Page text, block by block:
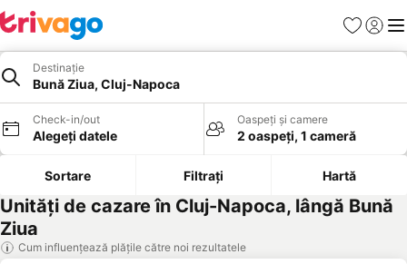
Favorite
Destinație
Bună Ziua, Cluj-Napoca
Check-in/out
Alegeți datele
Oaspeți și camere
2 oaspeți, 1 cameră
Sortare Filtrați Hartă
Unități de cazare în Cluj-Napoca, lângă Bună
Ziua
Cum influențează plățile către noi rezultatele